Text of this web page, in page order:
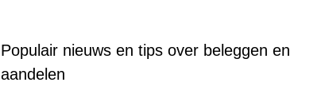
Populair nieuws en tips over beleggen en
aandelen